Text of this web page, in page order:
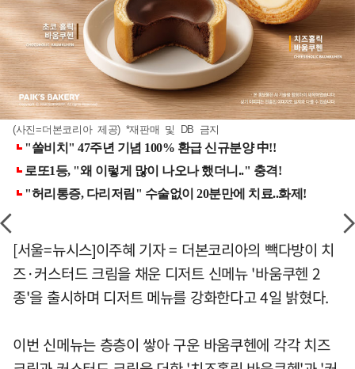
(사진=더본코리아 제공) *재판매 및 DB 금지
[서울=뉴시스]이주혜 기자 = 더본코리아의 빽다방이 치
즈·커스터드 크림을 채운 디저트 신메뉴 '바움쿠헨 2
종'을 출시하며 디저트 메뉴를 강화한다고 4일 밝혔다.
이번 신메뉴는 층층이 쌓아 구운 바움쿠헨에 각각 치즈